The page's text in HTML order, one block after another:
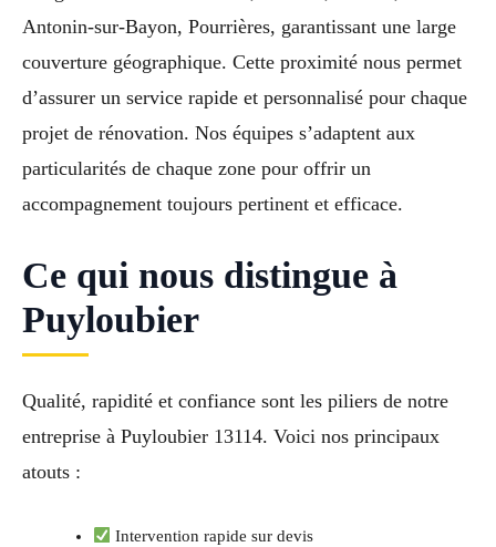
Antonin-sur-Bayon, Pourrières, garantissant une large
couverture géographique. Cette proximité nous permet
d’assurer un service rapide et personnalisé pour chaque
projet de rénovation. Nos équipes s’adaptent aux
particularités de chaque zone pour offrir un
accompagnement toujours pertinent et efficace.
Ce qui nous distingue à
Puyloubier
Qualité, rapidité et confiance sont les piliers de notre
entreprise à Puyloubier 13114. Voici nos principaux
atouts :
Intervention rapide sur devis